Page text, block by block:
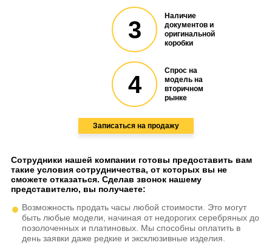
3
Наличие
документов и
оригинальной
коробки
4
Спрос на
модель на
вторичном
рынке
Записаться на продажу
Сотрудники нашей компании готовы предоставить вам
такие условия сотрудничества, от которых вы не
сможете отказаться. Сделав звонок нашему
представителю, вы получаете:
Возможность продать часы любой стоимости. Это могут
быть любые модели, начиная от недорогих серебряных до
позолоченных и платиновых. Мы способны оплатить в
день заявки даже редкие и эксклюзивные изделия.